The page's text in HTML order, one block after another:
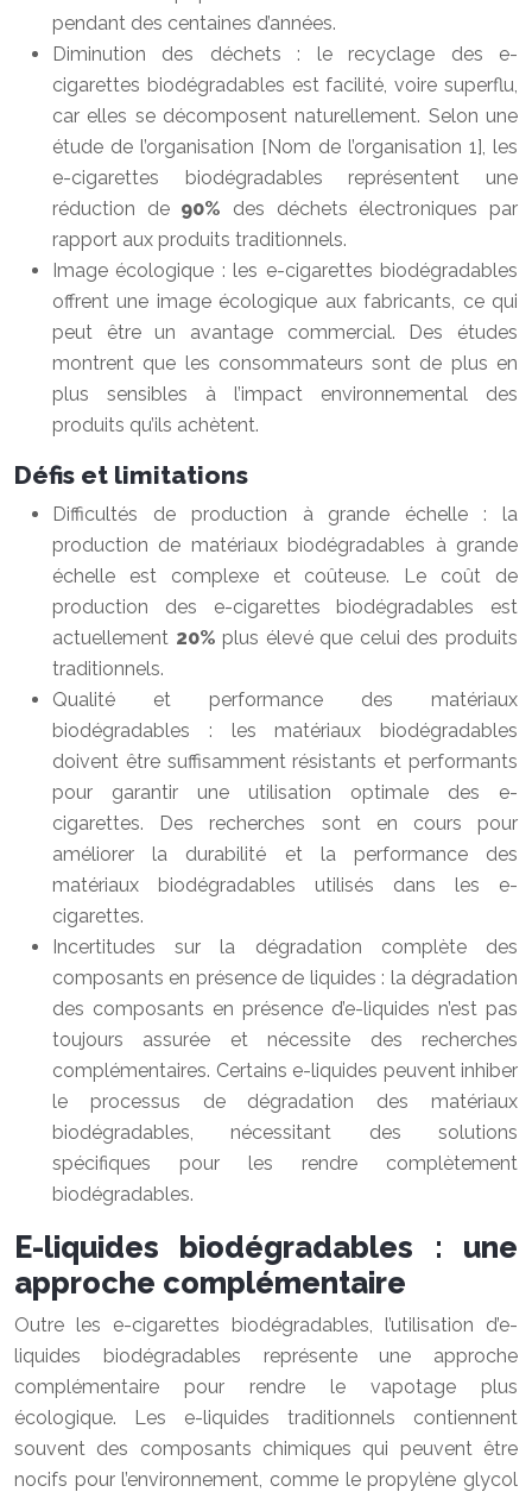
pendant des centaines d’années.
Diminution des déchets : le recyclage des e-
cigarettes biodégradables est facilité, voire superflu,
car elles se décomposent naturellement. Selon une
étude de l’organisation [Nom de l’organisation 1], les
e-cigarettes biodégradables représentent une
réduction de 90% des déchets électroniques par
rapport aux produits traditionnels.
Image écologique : les e-cigarettes biodégradables
offrent une image écologique aux fabricants, ce qui
peut être un avantage commercial. Des études
montrent que les consommateurs sont de plus en
plus sensibles à l’impact environnemental des
produits qu’ils achètent.
Défis et limitations
Difficultés de production à grande échelle : la
production de matériaux biodégradables à grande
échelle est complexe et coûteuse. Le coût de
production des e-cigarettes biodégradables est
actuellement 20% plus élevé que celui des produits
traditionnels.
Qualité et performance des matériaux
biodégradables : les matériaux biodégradables
doivent être suffisamment résistants et performants
pour garantir une utilisation optimale des e-
cigarettes. Des recherches sont en cours pour
améliorer la durabilité et la performance des
matériaux biodégradables utilisés dans les e-
cigarettes.
Incertitudes sur la dégradation complète des
composants en présence de liquides : la dégradation
des composants en présence d’e-liquides n’est pas
toujours assurée et nécessite des recherches
complémentaires. Certains e-liquides peuvent inhiber
le processus de dégradation des matériaux
biodégradables, nécessitant des solutions
spécifiques pour les rendre complètement
biodégradables.
E-liquides biodégradables : une
approche complémentaire
Outre les e-cigarettes biodégradables, l’utilisation d’e-
liquides biodégradables représente une approche
complémentaire pour rendre le vapotage plus
écologique. Les e-liquides traditionnels contiennent
souvent des composants chimiques qui peuvent être
nocifs pour l’environnement, comme le propylène glycol